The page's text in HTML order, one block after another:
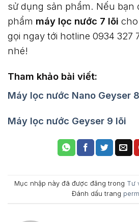
sử dụng sản phẩm. Nếu bạn
phẩm máy lọc nước 7 lõi
gọi ngay tới hotline 0934 327
nhé!
Tham khảo bài viết:
Máy lọc nước Nano Geyser
Máy lọc nước Geyser 9 lõi
Mục nhập này đã được đăng trong Tư
Đánh dấu trang